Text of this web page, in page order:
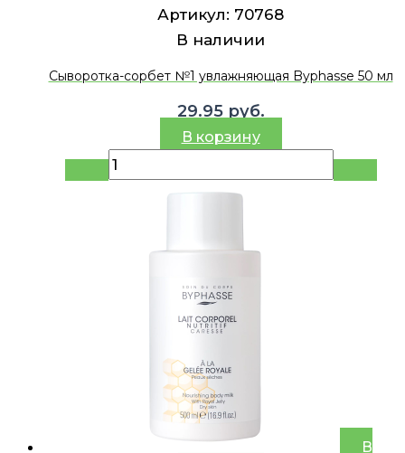
Артикул: 70768
В наличии
Сыворотка-сорбет №1 увлажняющая Byphasse 50 мл
29.95 руб.
В корзину
В